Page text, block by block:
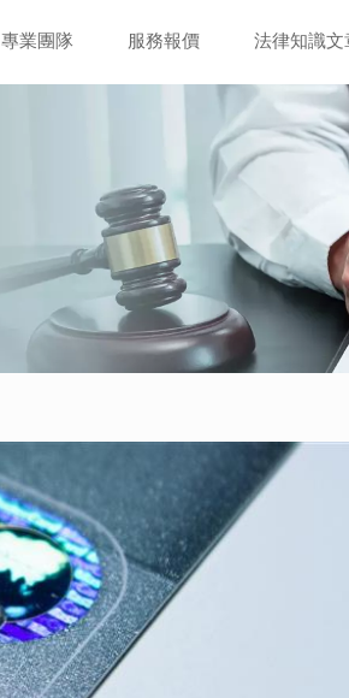
專業團隊 服務報價 法律知識文